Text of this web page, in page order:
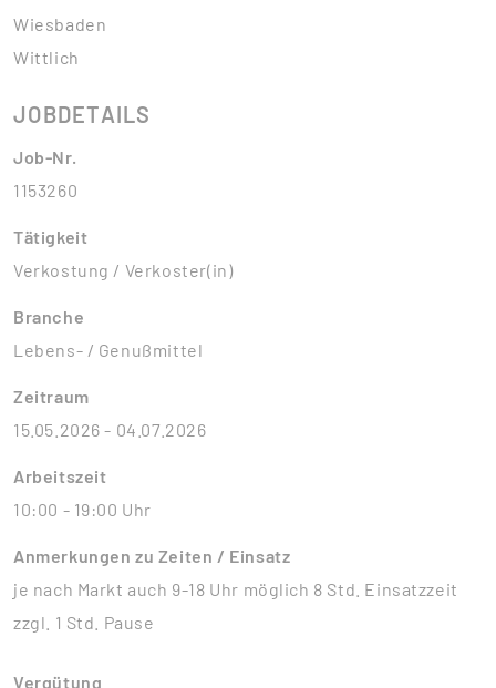
Wiesbaden
Wittlich
JOBDETAILS
Job-Nr.
1153260
Tätigkeit
Verkostung / Verkoster(in)
Branche
Lebens- / Genußmittel
Zeitraum
15.05.2026 - 04.07.2026
Arbeitszeit
10:00 - 19:00 Uhr
Anmerkungen zu Zeiten / Einsatz
je nach Markt auch 9-18 Uhr möglich 8 Std. Einsatzzeit
zzgl. 1 Std. Pause
Vergütung